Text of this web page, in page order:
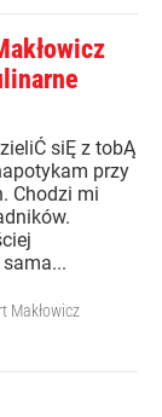
siĘ z tobĄ
przy
Chodzi mi
Makłowicz